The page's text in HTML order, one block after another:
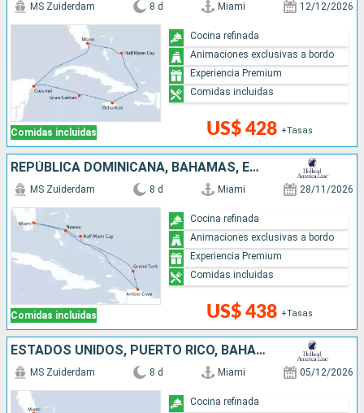
Comidas incluidas
MS Zuiderdam 8 d Miami 12/12/2026
US$ 428 +Tasas
Cocina refinada
Animaciones exclusivas a bordo
Experiencia Premium
Comidas incluidas
REPÚBLICA DOMINICANA, BAHAMAS, ESTADOS UNIDOS
Comidas incluidas
MS Zuiderdam 8 d Miami 28/11/2026
US$ 438 +Tasas
Cocina refinada
Animaciones exclusivas a bordo
Experiencia Premium
Comidas incluidas
ESTADOS UNIDOS, PUERTO RICO, BAHAMAS
MS Zuiderdam 8 d Miami 05/12/2026
Cocina refinada